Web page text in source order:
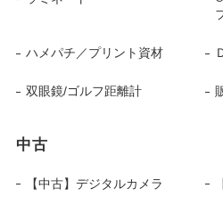
ハメパチ／プリント資材
双眼鏡/ゴルフ距離計
中古
【中古】デジタルカメラ